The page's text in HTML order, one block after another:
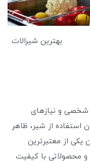
شخصی و نیازهای
استفاده از شیر، ظاهر
از معتبرترین
و محصولاتی با کیفیت